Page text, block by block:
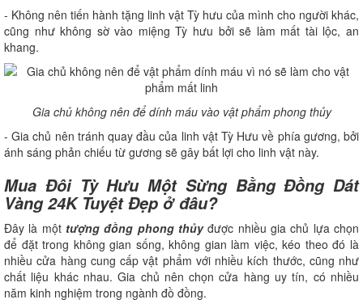
- Không nên tiến hành tặng linh vật Tỳ hưu của mình cho người khác,
cũng như không sờ vào miệng Tỳ hưu bởi sẽ làm mất tài lộc, an
khang.
Gia chủ không nên để dính máu vào vật phẩm phong thủy
- Gia chủ nên tránh quay đầu của linh vật Tỳ Hưu về phía gương, bởi
ánh sáng phản chiếu từ gương sẽ gây bất lợi cho linh vật này.
Mua Đôi Tỳ Hưu Một Sừng Bằng Đồng Dát
Vàng 24K Tuyệt Đẹp ở đâu?
Đây là một tượng đồng phong thủyđược nhiều gia chủ lựa chọn
để đặt trong không gian sống, không gian làm việc, kéo theo đó là
nhiều cửa hàng cung cấp vật phẩm với nhiều kích thước, cũng như
chất liệu khác nhau. Gia chủ nên chọn cửa hàng uy tín, có nhiều
năm kinh nghiệm trong ngành đồ đồng.